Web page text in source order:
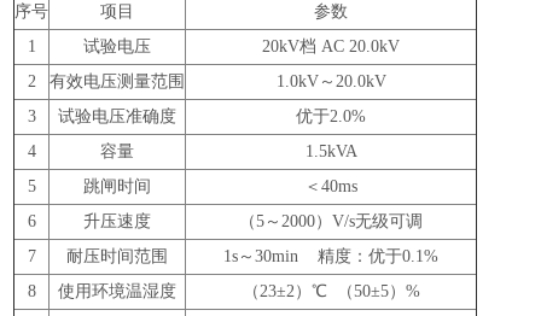
序号 项目
参数
1
试验电压
20kV档 AC 20.0kV
2
有效电压测量范围
1.0kV～20.0kV
3
试验电压准确度
优于2.0%
4
容量
1.5kVA
5
跳闸时间
＜40ms
6
升压速度
（5～2000）V/s无级可调
7
耐压时间范围
1s～30min 精度：优于0.1%
8
使用环境温湿度
（23±2）℃ （50±5）%